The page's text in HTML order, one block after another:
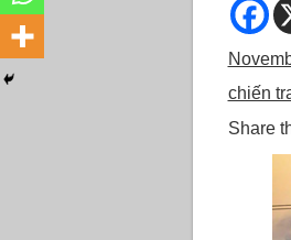
chiến
Share